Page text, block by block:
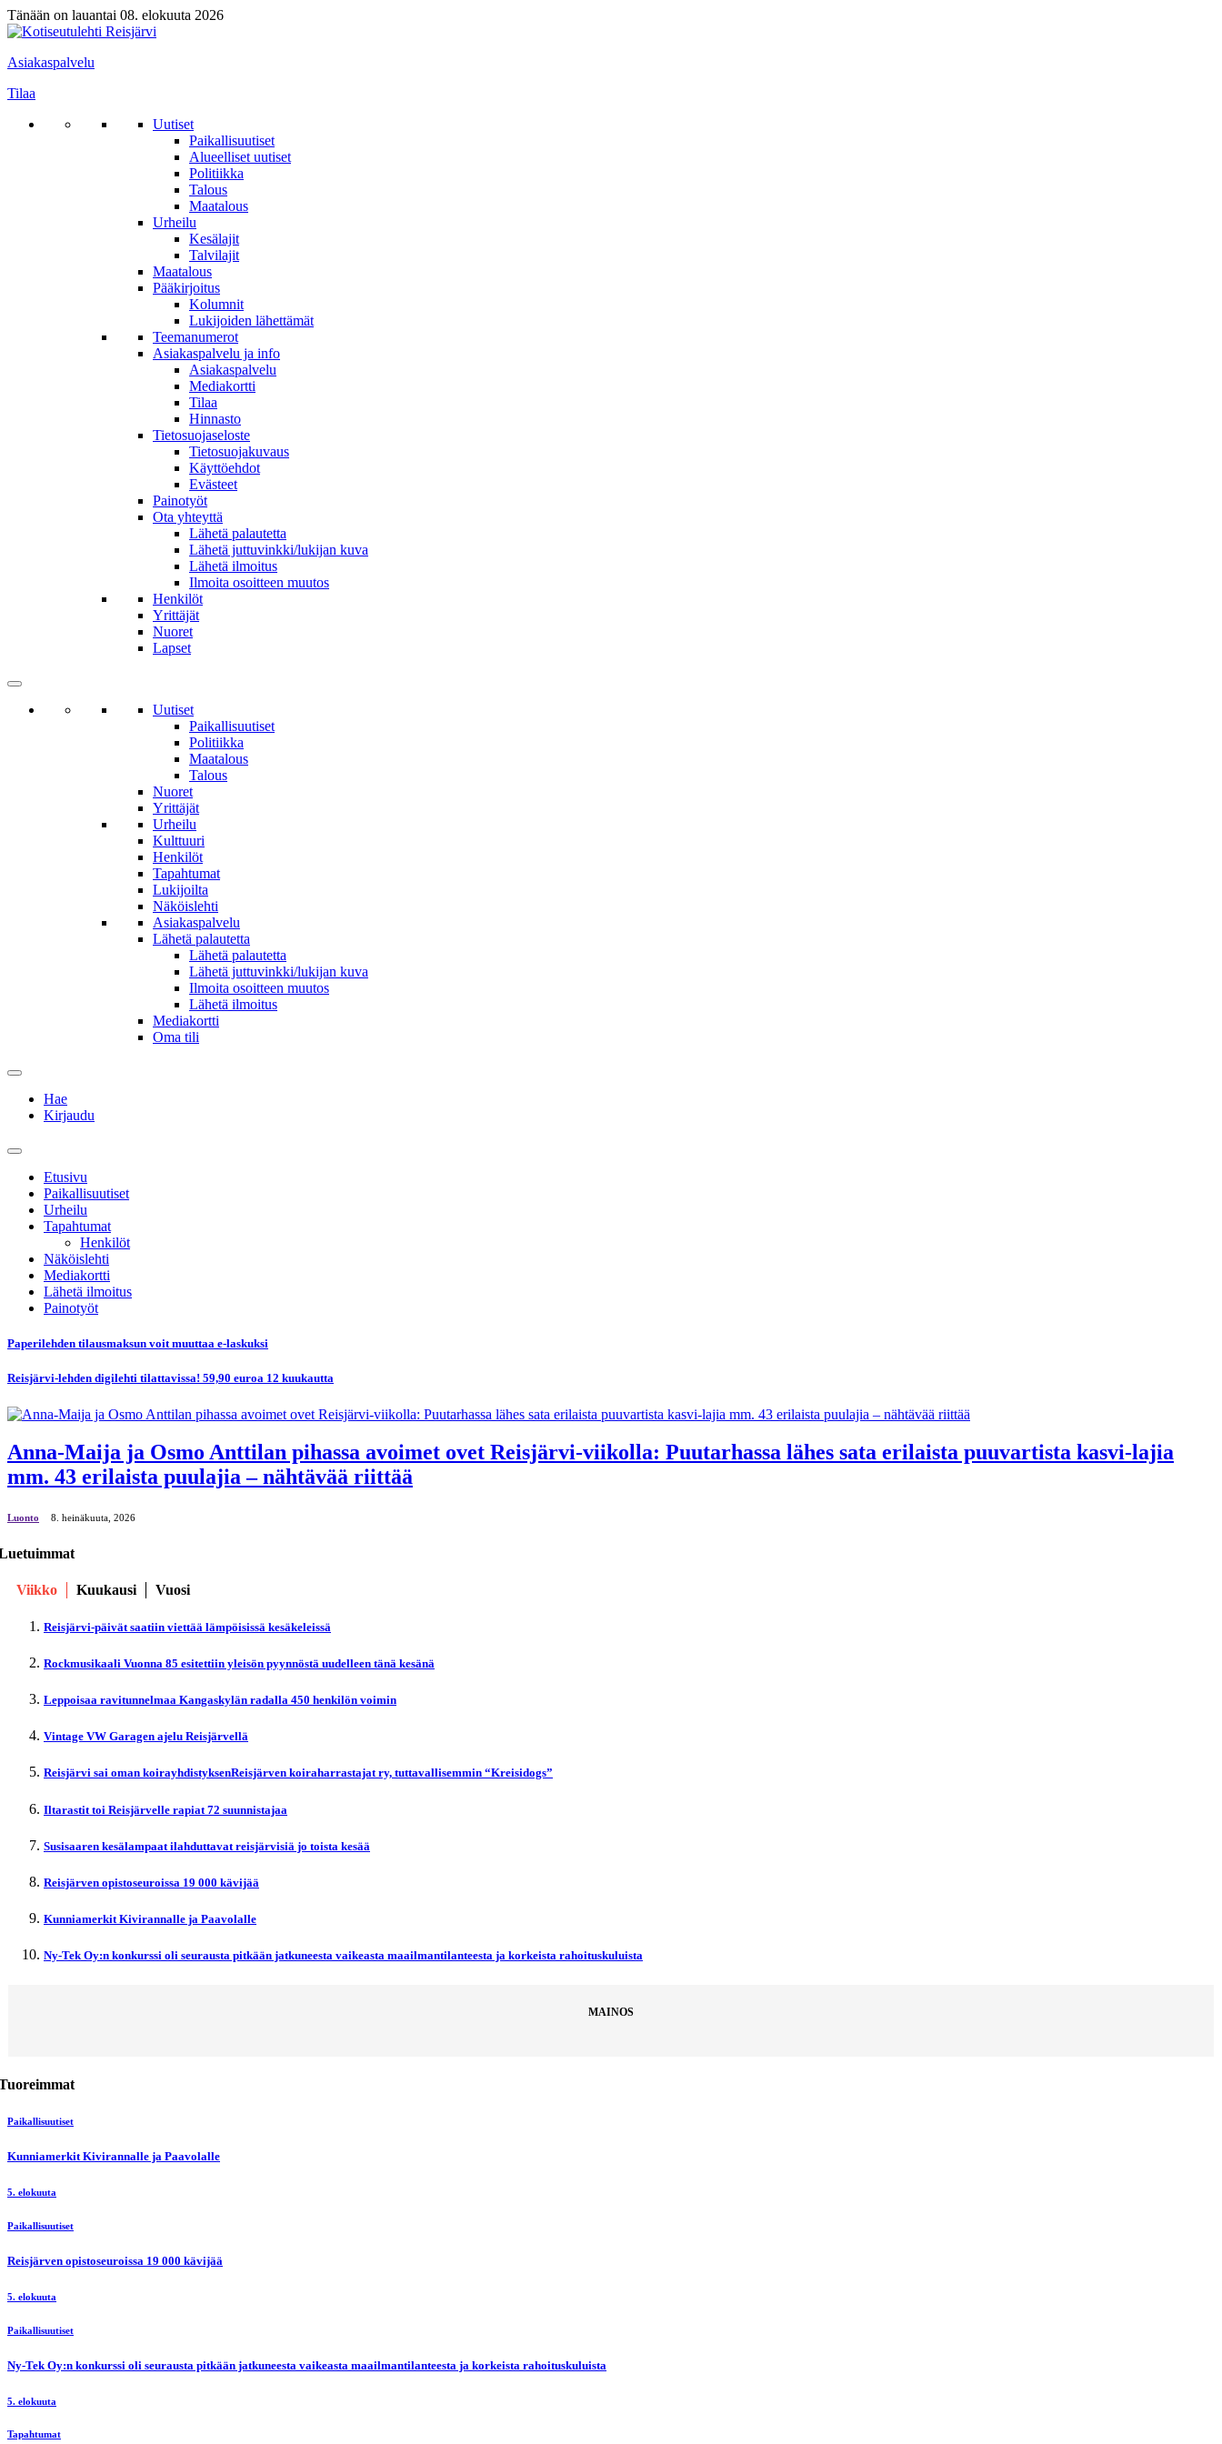
Tänään on lauantai 08. elokuuta 2026
Asiakaspalvelu
Tilaa
Uutiset
Paikallisuutiset
Alueelliset uutiset
Politiikka
Talous
Maatalous
Urheilu
Kesälajit
Talvilajit
Maatalous
Pääkirjoitus
Kolumnit
Lukijoiden lähettämät
Teemanumerot
Asiakaspalvelu ja info
Asiakaspalvelu
Mediakortti
Tilaa
Hinnasto
Tietosuojaseloste
Tietosuojakuvaus
Käyttöehdot
Evästeet
Painotyöt
Ota yhteyttä
Lähetä palautetta
Lähetä juttuvinkki/lukijan kuva
Lähetä ilmoitus
Ilmoita osoitteen muutos
Henkilöt
Yrittäjät
Nuoret
Lapset
Uutiset
Paikallisuutiset
Politiikka
Maatalous
Talous
Nuoret
Yrittäjät
Urheilu
Kulttuuri
Henkilöt
Tapahtumat
Lukijoilta
Näköislehti
Asiakaspalvelu
Lähetä palautetta
Lähetä palautetta
Lähetä juttuvinkki/lukijan kuva
Ilmoita osoitteen muutos
Lähetä ilmoitus
Mediakortti
Oma tili
Hae
Kirjaudu
Etusivu
Paikallisuutiset
Urheilu
Tapahtumat
Henkilöt
Näköislehti
Mediakortti
Lähetä ilmoitus
Painotyöt
Paperilehden tilausmaksun voit muuttaa e-laskuksi
Reisjärvi-lehden digilehti tilattavissa! 59,90 euroa 12 kuukautta
Anna-Maija ja Osmo Anttilan pihassa avoimet ovet Reisjärvi-viikolla: Puutarhassa lähes sata erilaista puuvartista kasvi-lajia
mm. 43 erilaista puulajia – nähtävää riittää
Luonto 8. heinäkuuta, 2026
Viikko Kuukausi Vuosi
Reisjärvi-päivät saatiin viettää lämpöisissä kesäkeleissä
Rockmusikaali Vuonna 85 esitettiin yleisön pyynnöstä uudelleen tänä kesänä
Leppoisaa ravitunnelmaa Kangaskylän radalla 450 henkilön voimin
Vintage VW Garagen ajelu Reisjärvellä
Reisjärvi sai oman koirayhdistyksenReisjärven koiraharrastajat ry, tuttavallisemmin “Kreisidogs”
Iltarastit toi Reisjärvelle rapiat 72 suunnistajaa
Susisaaren kesälampaat ilahduttavat reisjärvisiä jo toista kesää
Reisjärven opistoseuroissa 19 000 kävijää
Kunniamerkit Kivirannalle ja Paavolalle
Ny-Tek Oy:n konkurssi oli seurausta pitkään jatkuneesta vaikeasta maailmantilanteesta ja korkeista rahoituskuluista
MAINOS
Paikallisuutiset
Kunniamerkit Kivirannalle ja Paavolalle
5. elokuuta
Paikallisuutiset
Reisjärven opistoseuroissa 19 000 kävijää
5. elokuuta
Paikallisuutiset
Ny-Tek Oy:n konkurssi oli seurausta pitkään jatkuneesta vaikeasta maailmantilanteesta ja korkeista rahoituskuluista
5. elokuuta
Tapahtumat